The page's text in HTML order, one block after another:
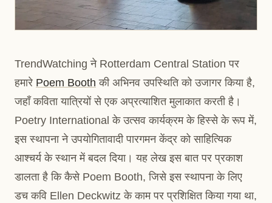
TrendWatching ने Rotterdam Central Station पर
हमारे Poem Booth की अभिनव उपस्थिति को उजागर किया है,
जहाँ कविता यात्रियों से एक अप्रत्याशित मुलाकात करती है।
Poetry International के उत्सव कार्यक्रम के हिस्से के रूप में,
इस स्थापना ने उपयोगितावादी पारगमन केंद्र को साहित्यिक
आश्चर्य के स्थान में बदल दिया। यह लेख इस बात पर प्रकाश
डालता है कि कैसे Poem Booth, जिसे इस स्थापना के लिए
डच कवि Ellen Deckwitz के काम पर प्रशिक्षित किया गया था,